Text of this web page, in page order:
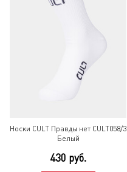
Носки CULT Правды нет CULT058/3
Белый
430 руб.